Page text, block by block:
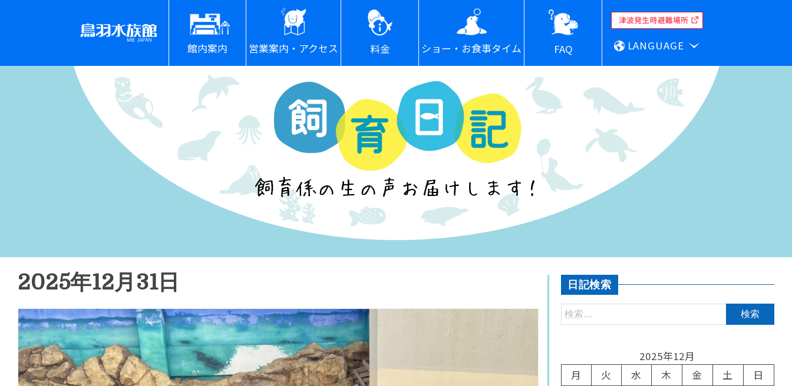
館内案内 営業案内・アクセス 料金 ショー・お食事タイム FAQ LANGUAGE
2025年12月31日 日記検索
2025年12月
月
火 水 木 金 土
日